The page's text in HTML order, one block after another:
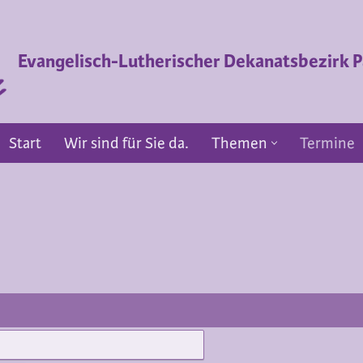
Evangelisch-Lutherischer Dekanatsbezirk
Start Wir sind für Sie da. Themen Termine